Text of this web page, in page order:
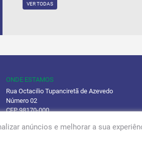
VER TODAS
ONDE ESTAMOS
Rua Octacilio Tupanciretã de Azevedo
Número 02
CEP 98170-000
Política de Privacidade
anúncios e melhorar a sua